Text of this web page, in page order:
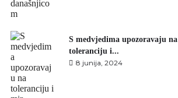
S medvjedima upozoravaju na
toleranciju i...
8 junija, 2024